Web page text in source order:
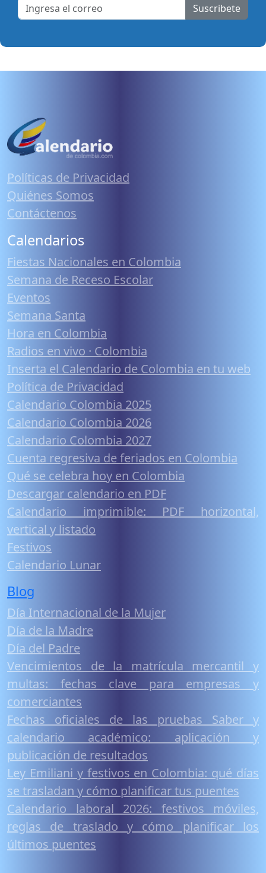
Suscribete
Políticas de Privacidad
Quiénes Somos
Contáctenos
Calendarios
Fiestas Nacionales en Colombia
Semana de Receso Escolar
Eventos
Semana Santa
Hora en Colombia
Radios en vivo · Colombia
Inserta el Calendario de Colombia en tu web
Política de Privacidad
Calendario Colombia 2025
Calendario Colombia 2026
Calendario Colombia 2027
Cuenta regresiva de feriados en Colombia
Qué se celebra hoy en Colombia
Descargar calendario en PDF
Calendario imprimible: PDF horizontal,
vertical y listado
Festivos
Calendario Lunar
Blog
Día Internacional de la Mujer
Día de la Madre
Día del Padre
Vencimientos de la matrícula mercantil y
multas: fechas clave para empresas y
comerciantes
Fechas oficiales de las pruebas Saber y
calendario académico: aplicación y
publicación de resultados
Ley Emiliani y festivos en Colombia: qué días
se trasladan y cómo planificar tus puentes
Calendario laboral 2026: festivos móviles,
reglas de traslado y cómo planificar los
últimos puentes